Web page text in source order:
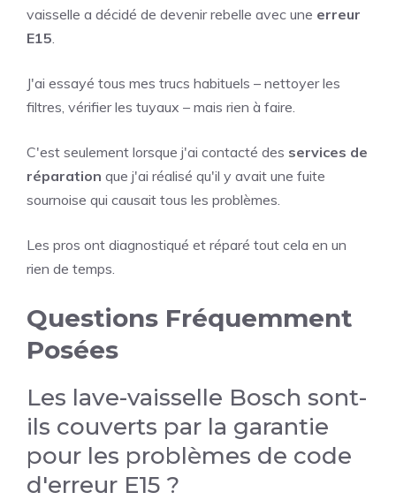
vaisselle a décidé de devenir rebelle avec une erreur
E15
J'ai essayé tous mes trucs habituels – nettoyer les
filtres, vérifier les tuyaux – mais rien à faire.
C'est seulement lorsque j'ai contacté des services de
réparation que j'ai réalisé qu'il y avait une fuite
sournoise qui causait tous les problèmes.
Les pros ont diagnostiqué et réparé tout cela en un
rien de temps.
Questions Fréquemment
Posées
Les lave-vaisselle Bosch sont-
ils couverts par la garantie
pour les problèmes de code
d'erreur E15 ?